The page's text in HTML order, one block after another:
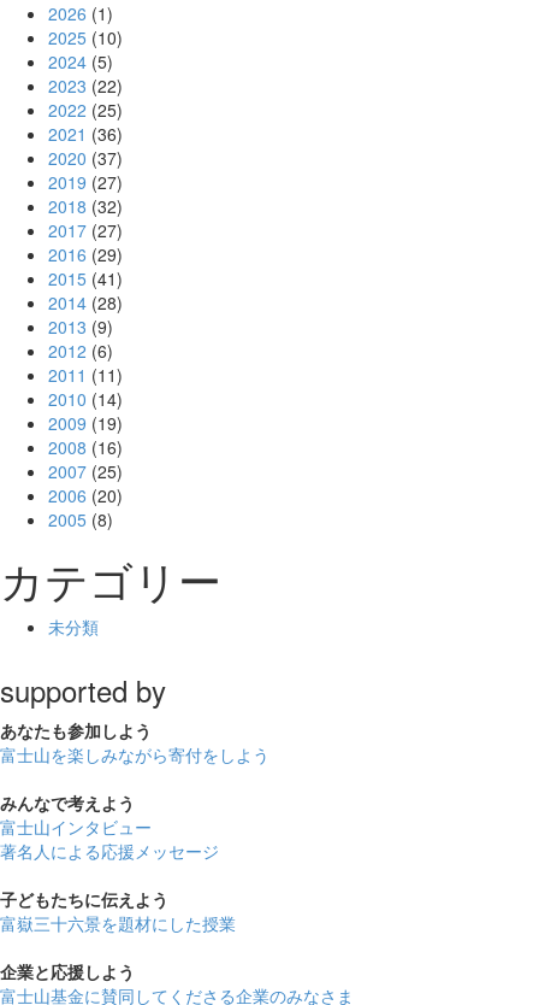
2026 (1)
2025 (10)
2024 (5)
2023 (22)
2022 (25)
2021 (36)
2020 (37)
2019 (27)
2018 (32)
2017 (27)
2016 (29)
2015 (41)
2014 (28)
2013 (9)
2012 (6)
2011 (11)
2010 (14)
2009 (19)
2008 (16)
2007 (25)
2006 (20)
2005 (8)
カテゴリー
未分類
supported by
あなたも参加しよう
富士山を楽しみながら寄付をしよう
みんなで考えよう
富士山インタビュー
著名人による応援メッセージ
子どもたちに伝えよう
富嶽三十六景を題材にした授業
企業と応援しよう
富士山基金に賛同してくださる企業のみなさま